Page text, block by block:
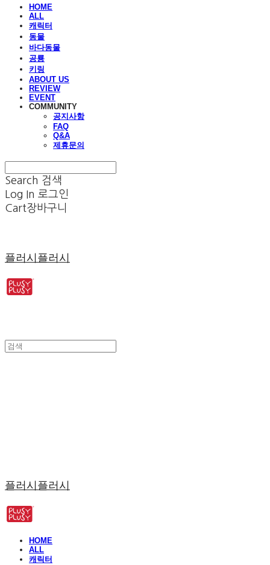
HOME
ALL
캐릭터
동물
바다동물
공룡
키링
ABOUT US
REVIEW
EVENT
COMMUNITY
공지사항
FAQ
Q&A
제휴문의
Search 검색
Log In 로그인
Cart장바구니
플러시플러시
플러시플러시
HOME
ALL
캐릭터